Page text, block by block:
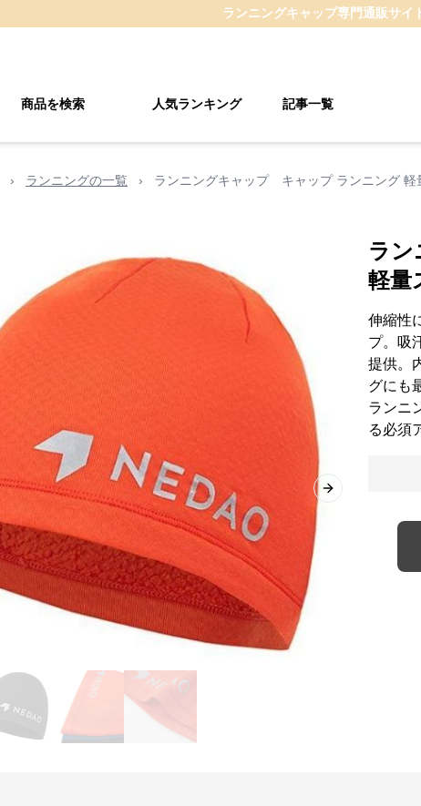
ランニングキャップ専門通販サイ
商品を検索 人気ランキング 記事一覧
› ランニングの一覧 › ランニングキャップ キャップ ランニング 軽
Next slide
ラ
軽量
伸縮性
プ。吸
提供。
グにも
ランニ
る必須